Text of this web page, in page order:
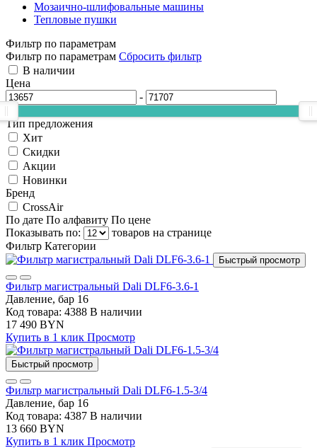
Мозаично-шлифовальные машины
Тепловые пушки
Фильтр по параметрам
Фильтр по параметрам Сбросить фильтр
В наличии
Цена
-
Тип предложения
Хит
Скидки
Акции
Новинки
Бренд
CrossAir
По дате По алфавиту По цене
Показывать по:
товаров на странице
Фильтр Категории
Быстрый просмотр
Фильтр магистральный Dali DLF6-3.6-1
Давление, бар 16
Код товара: 4388 В наличии
17 490 BYN
Купить в 1 клик Просмотр
Быстрый просмотр
Фильтр магистральный Dali DLF6-1.5-3/4
Давление, бар 16
Код товара: 4387 В наличии
13 660 BYN
Купить в 1 клик Просмотр